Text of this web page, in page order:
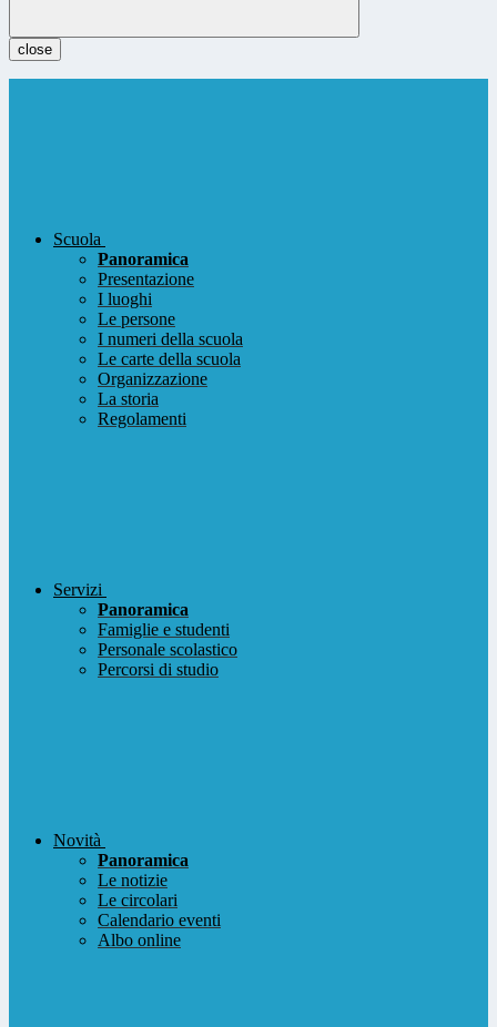
close
Scuola
Panoramica
Presentazione
I luoghi
Le persone
I numeri della scuola
Le carte della scuola
Organizzazione
La storia
Regolamenti
Servizi
Panoramica
Famiglie e studenti
Personale scolastico
Percorsi di studio
Novità
Panoramica
Le notizie
Le circolari
Calendario eventi
Albo online